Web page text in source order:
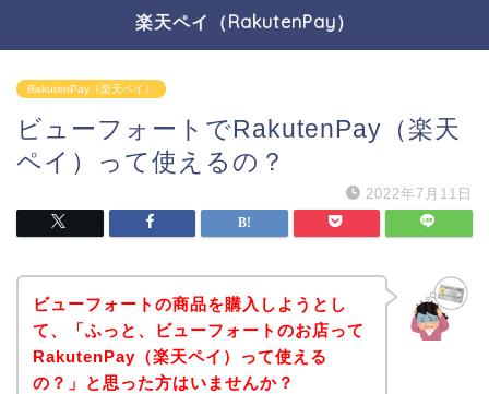
楽天ペイ（RakutenPay）
RakutenPay（楽天ペイ）
ビューフォートでRakutenPay（楽天
ペイ）って使えるの？
2022年7月11日
ビューフォートの商品を購入しようとし
て、「ふっと、ビューフォートのお店って
RakutenPay（楽天ペイ）って使える
の？」と思った方はいませんか？